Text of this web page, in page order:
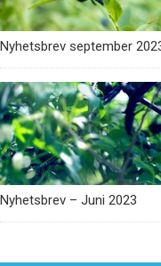
Nyhetsbrev september
Nyhetsbrev – Juni 2023